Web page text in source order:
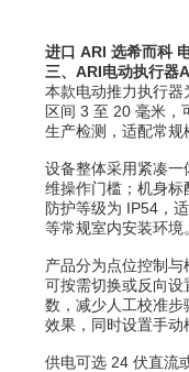
进口 ARI 选希而科
三、ARI电动执行器
本款电动推力执行
区间 3 至 20 毫米，
生产检测，适配常
设备整体采用紧凑
维操作门槛；机身
防护等级为 IP54，
等常规室内安装环境
产品分为点位控制
可按需切换或反向
数，减少人工校准
效果，同时设置手
供电可选 24 伏直流